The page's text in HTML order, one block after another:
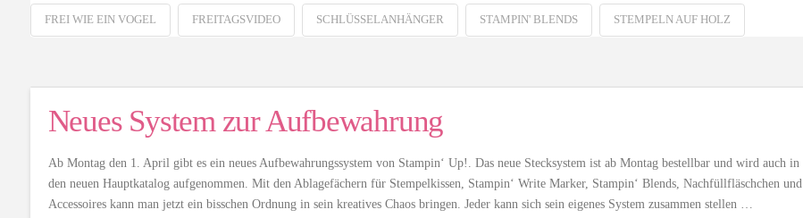
FREI WIE EIN VOGEL FREITAGSVIDEO SCHLÜSSELANHÄNGER STAMPIN' BLENDS STEMPELN AUF HOLZ
Neues System zur Aufbewahrung
Ab Montag den 1. April gibt es ein neues Aufbewahrungssystem von Stampin‘ Up!. Das neue Stecksystem ist ab Montag bestellbar und wird auch in
den neuen Hauptkatalog aufgenommen. Mit den Ablagefächern für Stempelkissen, Stampin‘ Write Marker, Stampin‘ Blends, Nachfüllfläschchen und
Accessoires kann man jetzt ein bisschen Ordnung in sein kreatives Chaos bringen. Jeder kann sich sein eigenes System zusammen stellen …